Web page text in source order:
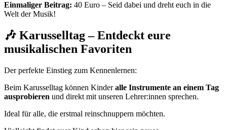
Einmaliger Beitrag: 40 Euro – Seid dabei und dreht euch in die
Welt der Musik!
🎶 Karusselltag – Entdeckt eure
musikalischen Favoriten
Der perfekte Einstieg zum Kennenlernen:
Beim Karusselltag können Kinderalle Instrumente an einem Tag
ausprobieren und direkt mit unseren Lehrer:innen sprechen.
Ideal für alle, die erstmal reinschnuppern möchten.